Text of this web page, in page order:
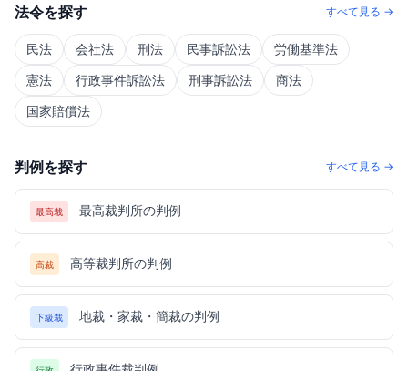
法令を探す すべて見る →
民法 会社法 刑法 民事訴訟法
労働基準法
憲法
行政事件訴訟法 刑事訴訟法
商法
国家賠償法
判例を探す すべて見る →
最高裁 最高裁判所の判例
高裁 高等裁判所の判例
下級裁 地裁・家裁・簡裁の判例